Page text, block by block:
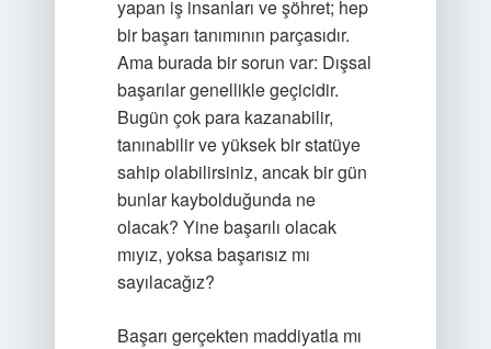
yapan iş insanları ve şöhret; hep
bir başarı tanımının parçasıdır.
Ama burada bir sorun var: Dışsal
başarılar genellikle geçicidir.
Bugün çok para kazanabilir,
tanınabilir ve yüksek bir statüye
sahip olabilirsiniz, ancak bir gün
bunlar kaybolduğunda ne
olacak? Yine başarılı olacak
mıyız, yoksa başarısız mı
sayılacağız?
Başarı gerçekten maddiyatla mı